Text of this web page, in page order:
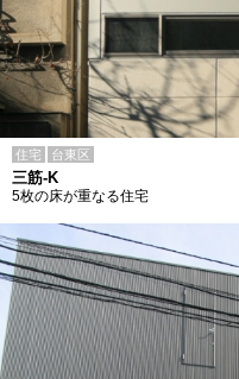
住宅 台東区
三筋-K
5枚の床が重なる住宅